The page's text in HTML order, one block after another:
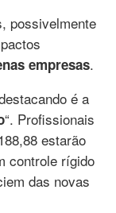
possivelmente
empresas.
é a
“. Profissionais
estarão
controle rígido
das novas